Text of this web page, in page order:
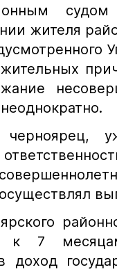
судом
жителя
черноярец,
к 7
доход